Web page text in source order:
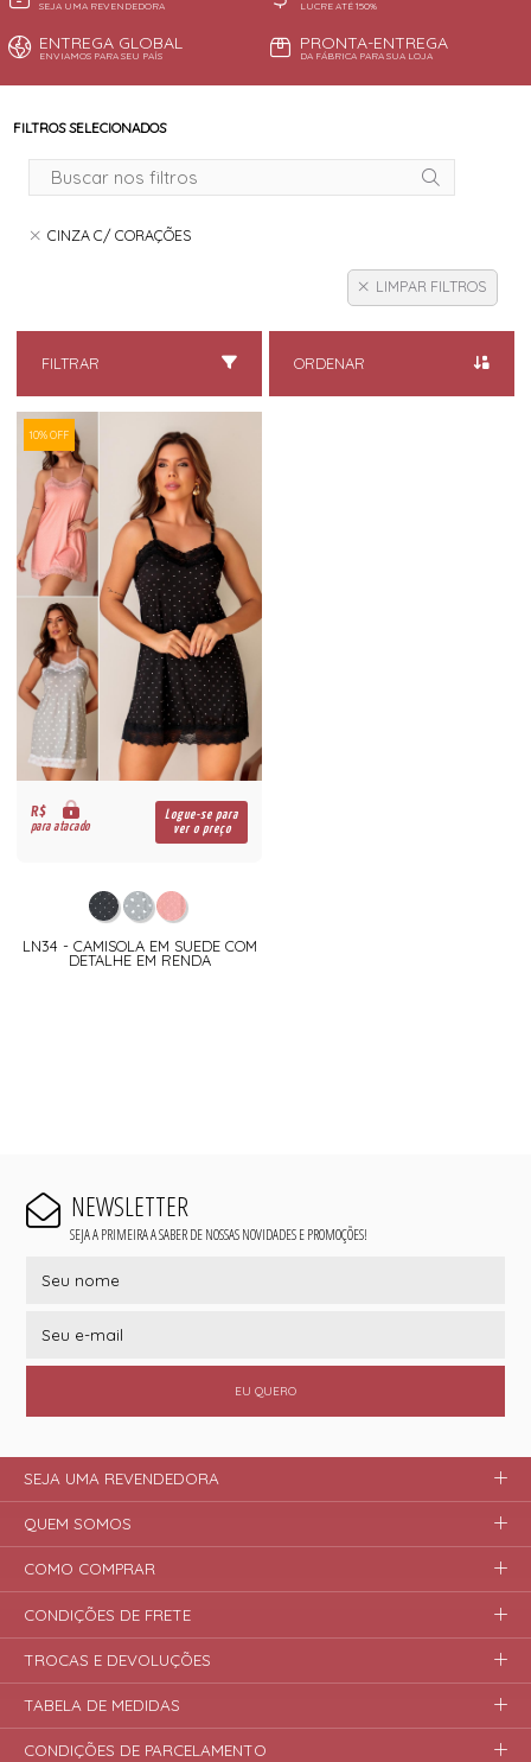
SEJA UMA REVENDEDORA LUCRE ATÉ 150%
ENTREGA GLOBAL
ENVIAMOS PARA SEU PAÍS
PRONTA-ENTREGA
DA FÁBRICA PARA SUA LOJA
FILTROS SELECIONADOS
CINZA C/ CORAÇÕES
LIMPAR FILTROS
FILTRAR ORDENAR
10% OFF
R$
para atacado
Logue-se para
ver o preço
LN34 - CAMISOLA EM SUEDE COM
DETALHE EM RENDA
NEWSLETTER
SEJA A PRIMEIRA A SABER DE NOSSAS NOVIDADES E PROMOÇÕES!
EU QUERO
SEJA UMA REVENDEDORA
QUEM SOMOS
COMO COMPRAR
CONDIÇÕES DE FRETE
TROCAS E DEVOLUÇÕES
TABELA DE MEDIDAS
CONDIÇÕES DE PARCELAMENTO